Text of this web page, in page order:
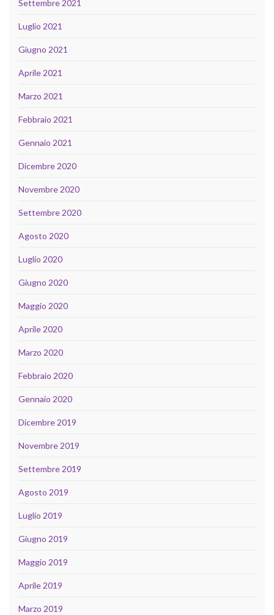
Settembre 2021
Luglio 2021
Giugno 2021
Aprile 2021
Marzo 2021
Febbraio 2021
Gennaio 2021
Dicembre 2020
Novembre 2020
Settembre 2020
Agosto 2020
Luglio 2020
Giugno 2020
Maggio 2020
Aprile 2020
Marzo 2020
Febbraio 2020
Gennaio 2020
Dicembre 2019
Novembre 2019
Settembre 2019
Agosto 2019
Luglio 2019
Giugno 2019
Maggio 2019
Aprile 2019
Marzo 2019